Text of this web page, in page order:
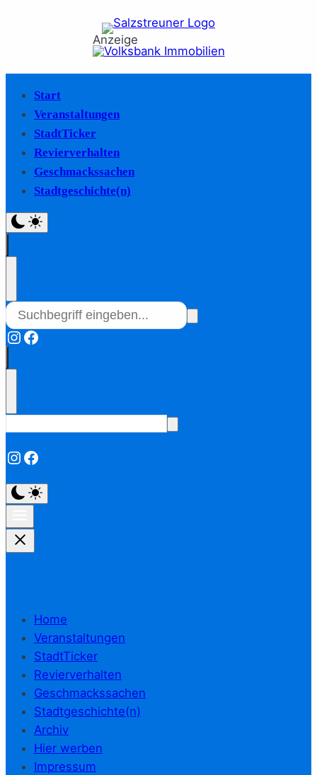
Anzeige
Start
Veranstaltungen
StadtTicker
Revierverhalten
Geschmackssachen
Stadtgeschichte(n)
Instagram
Facebook
Instagram
Facebook
Home
Veranstaltungen
StadtTicker
Revierverhalten
Geschmackssachen
Stadtgeschichte(n)
Archiv
Hier werben
Impressum